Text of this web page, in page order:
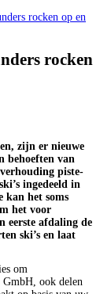
om
ook delen
rocken op en
rocken
zijn er nieuwe
behoeften van
piste-
ingedeeld in
kan het soms
het voor
eerste afdaling de
ski’s en laat